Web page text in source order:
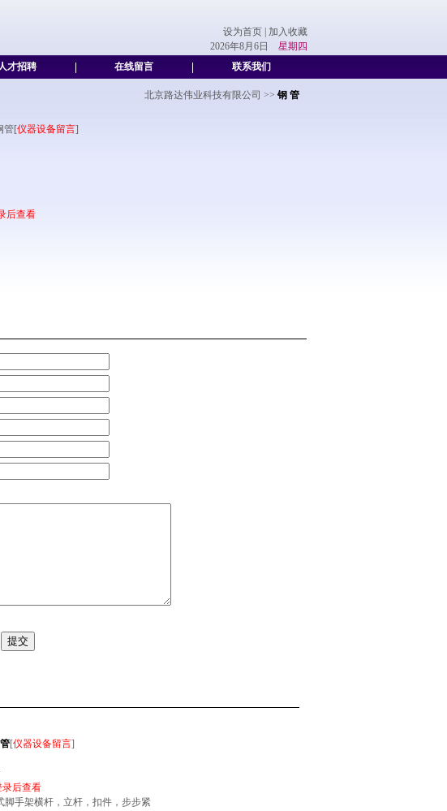
设为首页
加入收藏
2026年8月6日 星期四
才招聘 在线留言 联系我们
北京路达伟业科技有限公司 >> 钢 管
管[仪器设备留言]
后查看
[仪器设备留言]
录后查看
手架横杆，立杆，扣件，步步紧